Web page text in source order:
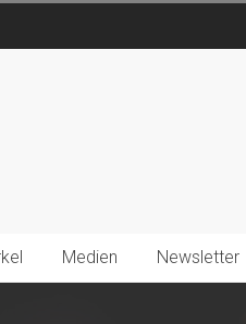
Medien Newsletter